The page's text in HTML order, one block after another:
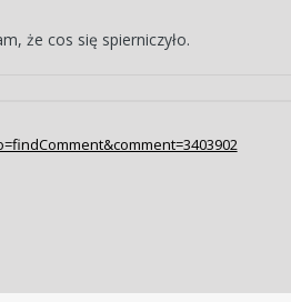
że cos się spierniczyło.